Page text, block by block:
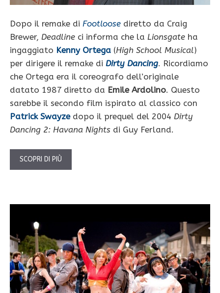
Dopo il remake di Footloose diretto da Craig
Brewer, Deadline ci informa che la Lionsgate ha
ingaggiato Kenny Ortega (High School Musical)
per dirigere il remake di Dirty Dancing. Ricordiamo
che Ortega era il coreografo dell’originale
datato 1987 diretto da Emile Ardolino. Questo
sarebbe il secondo film ispirato al classico con
Patrick Swayzedopo il prequel del 2004 Dirty
Dancing 2: Havana Nights di Guy Ferland.
SCOPRI DI PIÙ